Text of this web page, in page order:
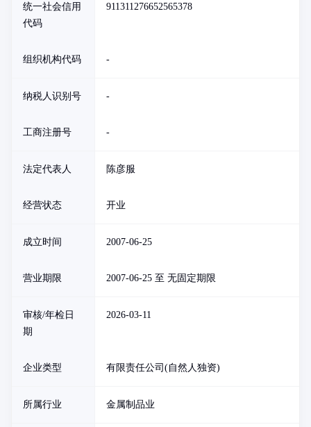
统一社会信用
代码
911311276652565378
组织机构代码 -
纳税人识别号 -
工商注册号 -
法定代表人 陈彦服
经营状态 开业
成立时间 2007-06-25
营业期限 2007-06-25 至 无固定期限
审核/年检日
期
2026-03-11
企业类型 有限责任公司(自然人独资)
所属行业 金属制品业